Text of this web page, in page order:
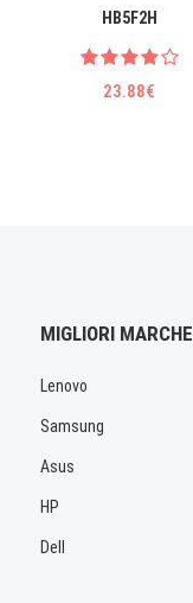
HB5F2H
23.88€
MIGLIORI MARCHE
Lenovo
Samsung
Asus
HP
Dell